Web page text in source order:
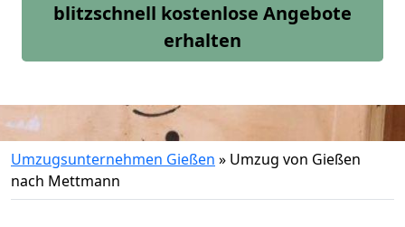
blitzschnell kostenlose Angebote
erhalten
Umzugsunternehmen Gießen » Umzug von Gießen
nach Mettmann